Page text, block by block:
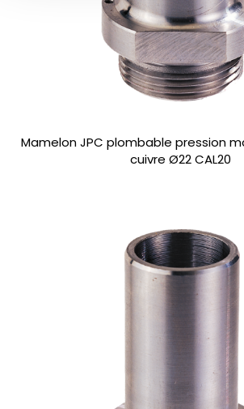
Mamelon JPC plombable pression
cuivre Ø22 CAL20